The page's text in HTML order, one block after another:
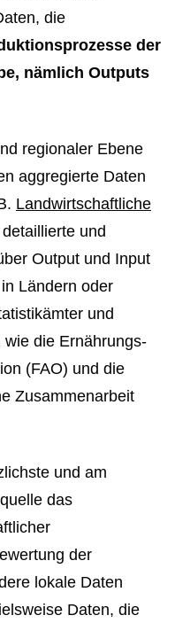
die
der
nämlich Outputs
regionaler Ebene
aggregierte Daten
Landwirtschaftliche
und
Output und Input
Ländern oder
und
die Ernährungs-
(FAO) und die
Zusammenarbeit
und am
das
der
lokale Daten
Daten, die